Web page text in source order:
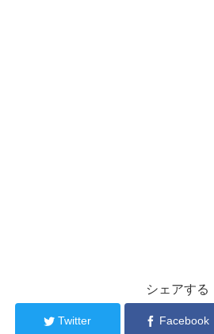
シェアする
Twitter Facebook